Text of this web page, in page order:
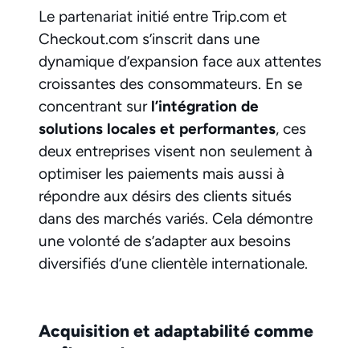
Le partenariat initié entre Trip.com et
Checkout.com s’inscrit dans une
dynamique d’expansion face aux attentes
croissantes des consommateurs. En se
concentrant sur l’intégration de
solutions locales et performantes, ces
deux entreprises visent non seulement à
optimiser les paiements mais aussi à
répondre aux désirs des clients situés
dans des marchés variés. Cela démontre
une volonté de s’adapter aux besoins
diversifiés d’une clientèle internationale.
Acquisition et adaptabilité comme